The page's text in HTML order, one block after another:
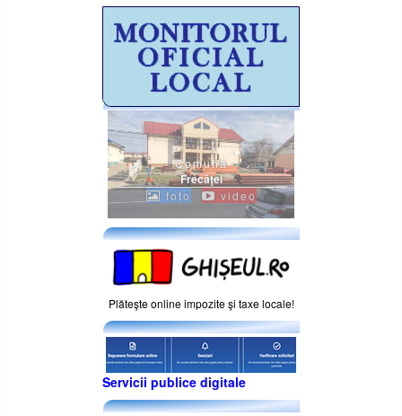
Comuna
Frecăţei
foto video
Plăteşte online impozite şi taxe locale!
Servicii publice digitale